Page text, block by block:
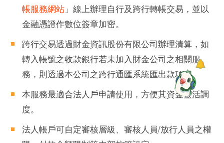
帳服務網站」線上辦理自行及跨行轉帳交易，並以
金融憑證作數位簽章加密。
跨行交易透過財金資訊股份有限公司辦理清算，如
轉入帳號之收款銀行若未加入財金公司之相關服
務，則透過本公司之跨行通匯系統匯出款項。
本服務最適合法人戶申請使用，方便其資金靈活調
度。
法人帳戶可自定審核層級、審核人員/放行人員之權